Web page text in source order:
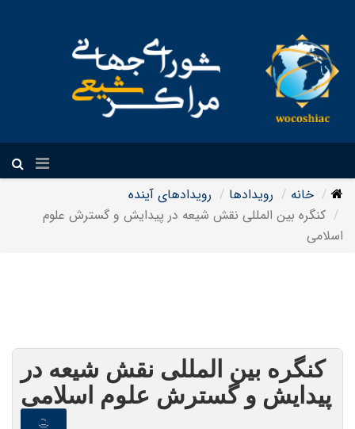
خانه رویدادها
رویدادهای آینده
کنگره بین المللی نقش شیعه در پیدایش و گسترش علوم
اسلامی
کنگره بین المللی نقش شیعه در
پیدایش و گسترش علوم اسلامی